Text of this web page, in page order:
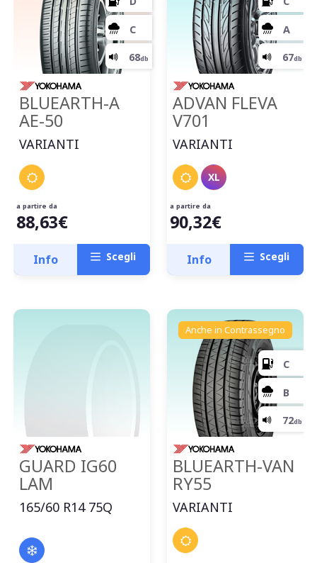
C
70db
BLUEARTH-A
AE-50
VARIANTI
a partire da
88,63€
Info Scegli
ADVAN FLEVA
V701
VARIANTI
XL
a partire da
90,32€
Info Scegli
GUARD IG60
LAM
165/60 R14 75Q
Anche in Contrassegno
BLUEARTH-VAN
RY55
VARIANTI